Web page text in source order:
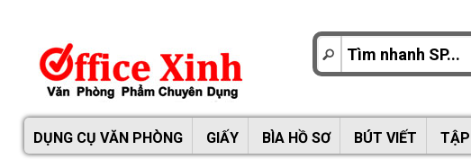
DỤNG CỤ VĂN PHÒNG GIẤY BÌA HỒ SƠ BÚT VIẾT